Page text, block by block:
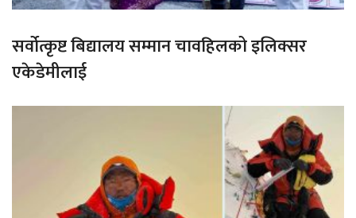
सर्वोत्कृष्ट बिद्यालय सम्मान चावहिलको इलिक्सर
एकेडेमीलाई